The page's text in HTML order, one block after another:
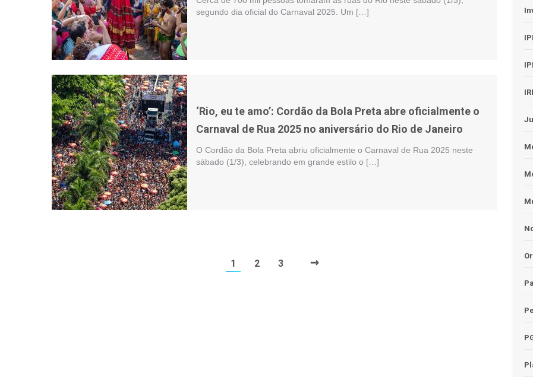
segundo dia oficial do Carnaval 2025. Um […]
‘Rio, eu te amo’: Cordão da Bola Preta abre oficialmente o
Carnaval de Rua 2025 no aniversário do Rio de Janeiro
O Cordão da Bola Preta abriu oficialmente o Carnaval de Rua 2025 neste
sábado (1/3), celebrando em grande estilo o […]
1 2 3 →